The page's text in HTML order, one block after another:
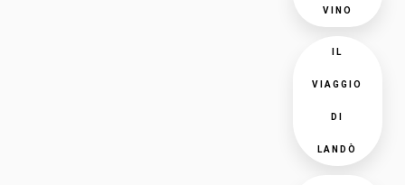
VINO
IL
VIAGGIO
DI
LANDÒ